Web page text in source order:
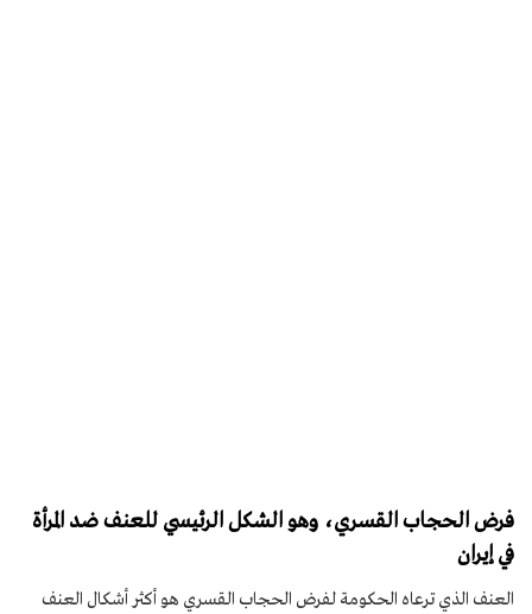
فرض الحجاب القسري، وهو الشكل الرئيسي للعنف ضد المرأة
في إيران
العنف الذي ترعاه الحكومة لفرض الحجاب القسري هو أكثر أشكال العنف